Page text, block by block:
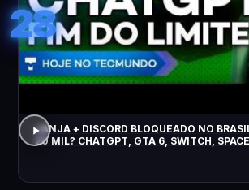
28
JANJA + DISCORD BLOQUEADO NO